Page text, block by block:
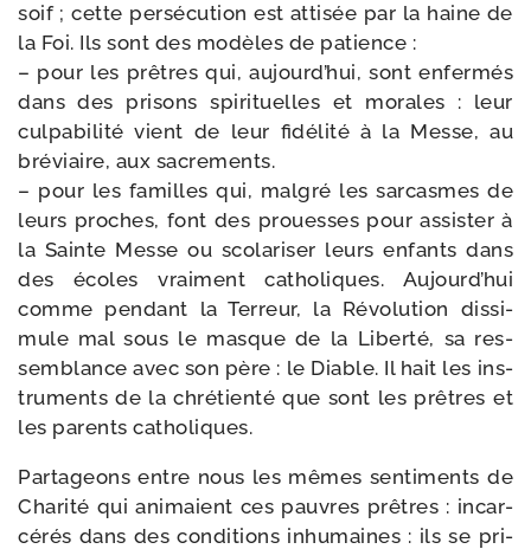
soif ; cette per­sé­cu­tion est atti­sée par la haine de
la Foi. Ils sont des modèles de patience :
– pour les prêtres qui, aujourd’­hui, sont enfer­més
dans des pri­sons spi­ri­tuelles et morales : leur
culpa­bi­li­té vient de leur fidé­li­té à la Messe, au
bré­viaire, aux sacrements.
– pour les familles qui, mal­gré les sar­casmes de
leurs proches, font des prouesses pour assis­ter à
la Sainte Messe ou sco­la­ri­ser leurs enfants dans
des écoles vrai­ment catho­liques. Aujourd’hui
comme pen­dant la Terreur, la Révolution dis­si­
mule mal sous le masque de la Liberté, sa res­
sem­blance avec son père : le Diable. Il hait les ins­
tru­ments de la chré­tien­té que sont les prêtres et
les parents catholiques.
Partageons entre nous les mêmes sen­ti­ments de
Charité qui ani­maient ces pauvres prêtres : incar­
cé­rés dans des condi­tions inhu­maines : ils se pri­